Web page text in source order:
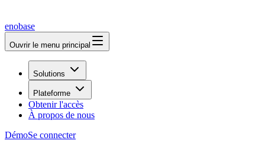
enobase
Ouvrir le menu principal
Solutions
Plateforme
Obtenir l'accès
À propos de nous
DémoSe connecter